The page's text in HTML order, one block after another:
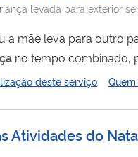
levada para exterior
a mãe leva para outro
no tempo combinado, por exemplo, leva
ou de retenção ilícita da
deste serviço
Atividades do